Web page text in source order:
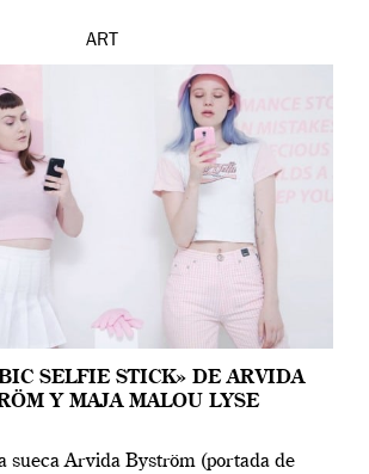
ART
SELFIE STICK» DE ARVIDA
Y MAJA MALOU LYSE
sueca Arvida Byström (portada de